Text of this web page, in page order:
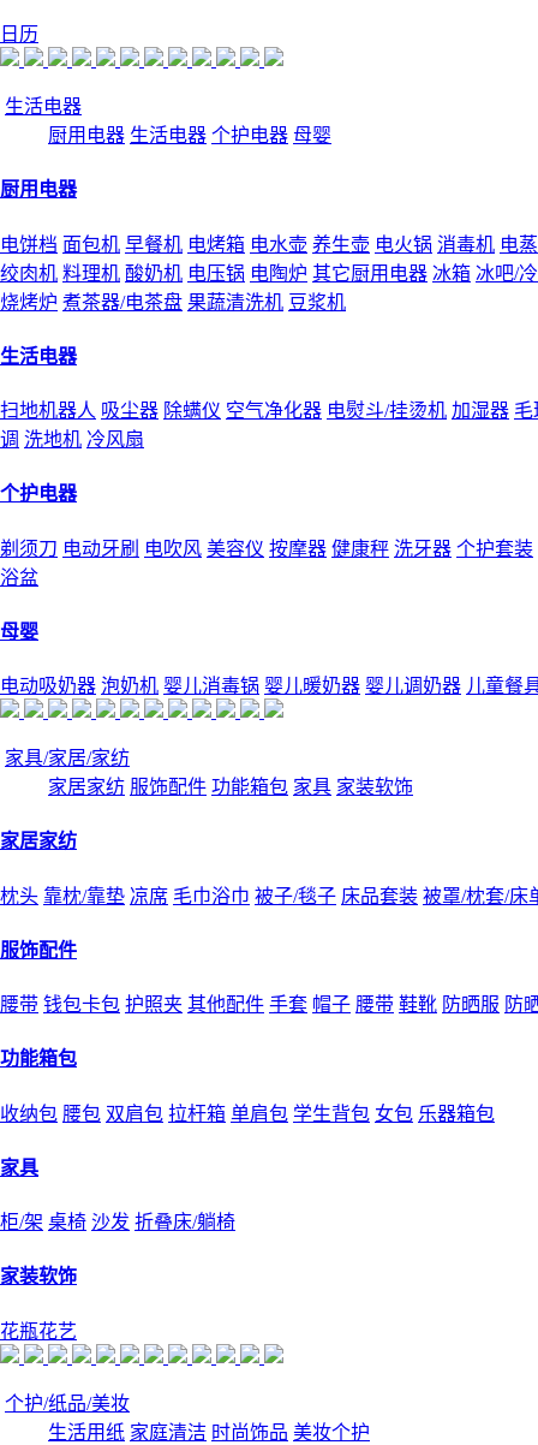
日历
生活电器
厨用电器 生活电器 个护电器 母婴
厨用电器
电饼档 面包机 早餐机 电烤箱 电水壶 养生壶 电火锅 消毒机 电
绞肉机 料理机 酸奶机 电压锅 电陶炉 其它厨用电器 冰箱 冰吧/
烧烤炉 煮茶器/电茶盘 果蔬清洗机 豆浆机
生活电器
扫地机器人 吸尘器 除螨仪 空气净化器 电熨斗/挂烫机 加湿器 毛
调 洗地机 冷风扇
个护电器
剃须刀 电动牙刷 电吹风 美容仪 按摩器 健康秤 洗牙器 个护套装
浴盆
母婴
电动吸奶器 泡奶机 婴儿消毒锅 婴儿暖奶器 婴儿调奶器 儿童餐
家具/家居/家纺
家居家纺 服饰配件 功能箱包 家具 家装软饰
家居家纺
枕头 靠枕/靠垫 凉席 毛巾浴巾 被子/毯子 床品套装 被罩/枕套/床
服饰配件
腰带 钱包卡包 护照夹 其他配件 手套 帽子 腰带 鞋靴 防晒服 防
功能箱包
收纳包 腰包 双肩包 拉杆箱 单肩包 学生背包 女包 乐器箱包
家具
柜/架 桌椅 沙发 折叠床/躺椅
家装软饰
花瓶花艺
个护/纸品/美妆
生活用纸 家庭清洁 时尚饰品 美妆个护